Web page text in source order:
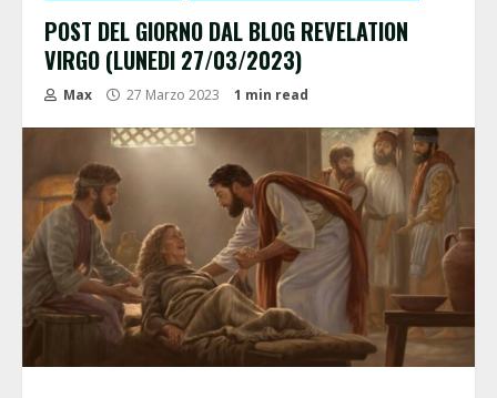
POST DEL GIORNO DAL BLOG REVELATION
VIRGO (LUNEDI 27/03/2023)
Max 27 Marzo 2023 1 min read